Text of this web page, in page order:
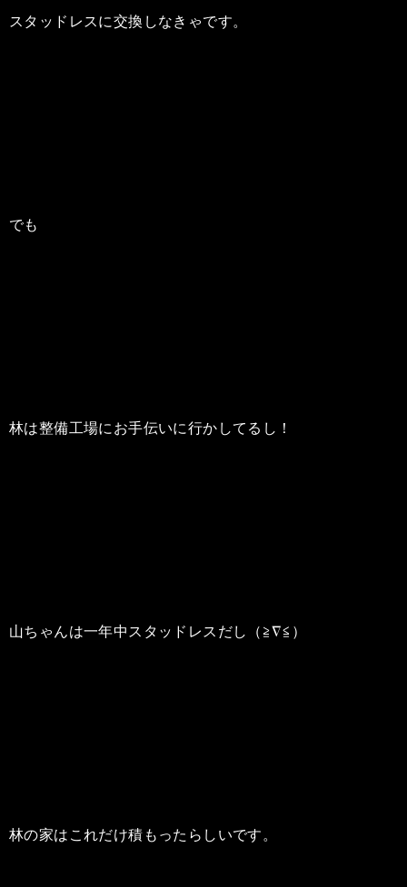
スタッドレスに交換しなきゃです。
でも
林は整備工場にお手伝いに行かしてるし！
山ちゃんは一年中スタッドレスだし（≧∇≦）
林の家はこれだけ積もったらしいです。